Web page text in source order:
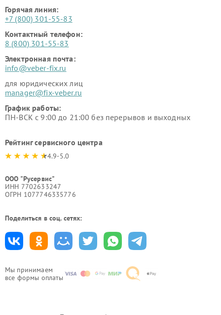
Мы принимаем
все формы оплаты
Горячая линия:
+7 (800) 301-55-83
Контактный телефон:
8 (800) 301-55-83
Электронная почта:
info@veber-fix.ru
для юридических лиц
manager@fix-veber.ru
График работы:
ПН-ВСК с 9:00 до 21:00 без перерывов и выходных
Рейтинг сервисного центра
4.9-5.0
ООО "Русервис"
ИНН 7702633247
ОГРН 1077746335776
Поделиться в соц. сетях: